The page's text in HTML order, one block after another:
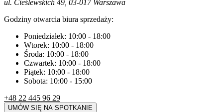
ul. Cieślewskich 49, 03-017 Warszawa
Godziny otwarcia biura sprzedaży:
Poniedziałek: 10:00 - 18:00
Wtorek: 10:00 - 18:00
Środa: 10:00 - 18:00
Czwartek: 10:00 - 18:00
Piątek: 10:00 - 18:00
Sobota: 10:00 - 15:00
+48 22 445 96 29
UMÓW SIĘ NA SPOTKANIE